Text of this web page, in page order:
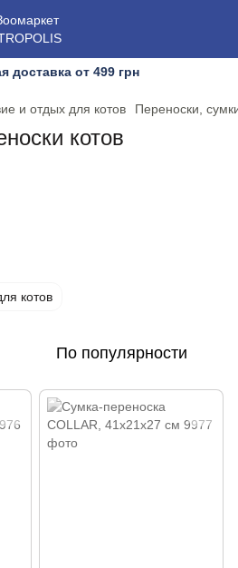
доставка от 499 грн
и отдых для котов Переноски,
котов
котов
По популярности